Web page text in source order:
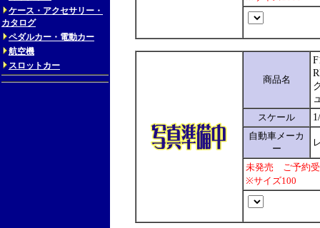
ケース・アクセサリー・
カタログ
ペダルカー・電動カー
航空機
スロットカー
商品名
スケール
自動車メーカ
ー
未発売 ご予約
※サイズ100